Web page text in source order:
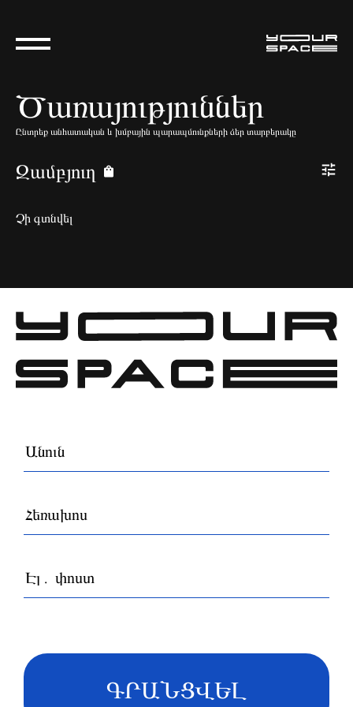
Ծառայություններ
Ընտրեք անհատական և խմբային պարապմունքների ձեր տարբերակը
Զամբյուղ
Չի գտնվել
ԳՐԱՆՑՎԵԼ